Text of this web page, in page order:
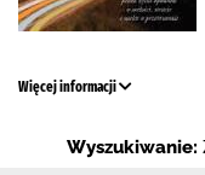
Więcej informacji
Wyszukiwanie: